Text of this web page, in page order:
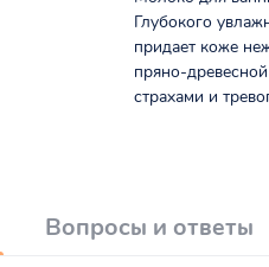
Глубокого
придает коже
пряно-
страхами и
Вопросы и ответы